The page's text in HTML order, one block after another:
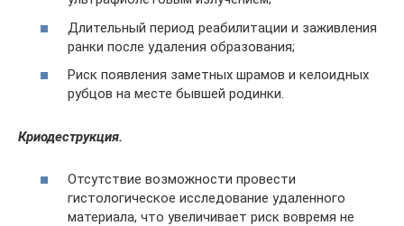
Длительный период реабилитации и заживления
ранки после удаления образования;
Риск появления заметных шрамов и келоидных
рубцов на месте бывшей родинки.
Криодеструкция.
Отсутствие возможности провести
гистологическое исследование удаленного
материала, что увеличивает риск вовремя не